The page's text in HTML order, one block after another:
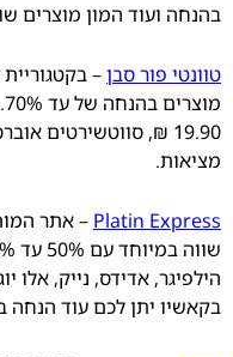
בהנחה ועוד המון מוצרים
טוונטי פור סבן–
מציאות.
Platin Express – אתר
הילפיגר, אדידס, נייק, אלו
בקאשיו יתן לכם עוד הנחה